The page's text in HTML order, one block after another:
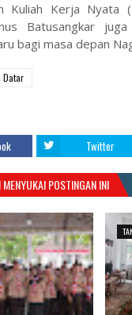
Kuliah Kerja
Batusangkar
bagi masa depan
Datar
Twitter
POSTINGAN INI